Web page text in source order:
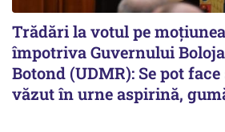
Trădări la votul pe
împotriva Guvernului
Botond (UDMR): Se pot
văzut în urne aspirină,